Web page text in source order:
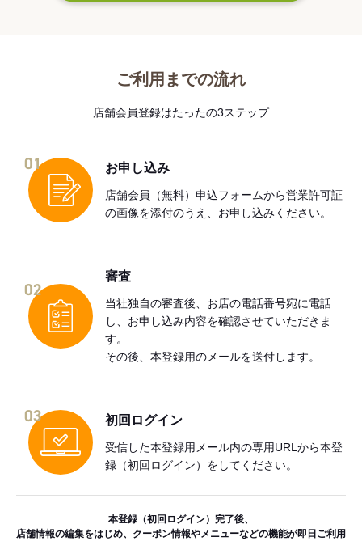
ご利用までの流れ
店舗会員登録はたったの3ステップ
01 お申し込み
店舗会員（無料）申込フォームから営業許可証
の画像を添付のうえ、お申し込みください。
02
審査
当社独自の審査後、お店の電話番号宛に電話
し、お申し込み内容を確認させていただきま
す。
その後、本登録用のメールを送付します。
03 初回ログイン
受信した本登録用メール内の専用URLから本登
録（初回ログイン）をしてください。
本登録（初回ログイン）完了後、
店舗情報の編集をはじめ、クーポン情報やメニューなどの機能が即日ご利用